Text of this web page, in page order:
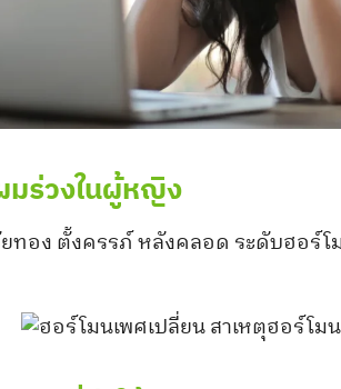
มร่วงในผู้หญิง
ยทอง ตั้งครรภ์ หลังคลอด ระดับฮอร์